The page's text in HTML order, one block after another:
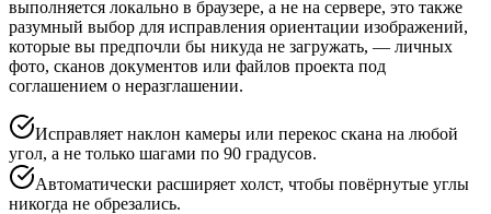
выполняется локально в браузере, а не на сервере, это также
разумный выбор для исправления ориентации изображений,
которые вы предпочли бы никуда не загружать, — личных
фото, сканов документов или файлов проекта под
соглашением о неразглашении.
Исправляет наклон камеры или перекос скана на любой
угол, а не только шагами по 90 градусов.
Автоматически расширяет холст, чтобы повёрнутые углы
никогда не обрезались.